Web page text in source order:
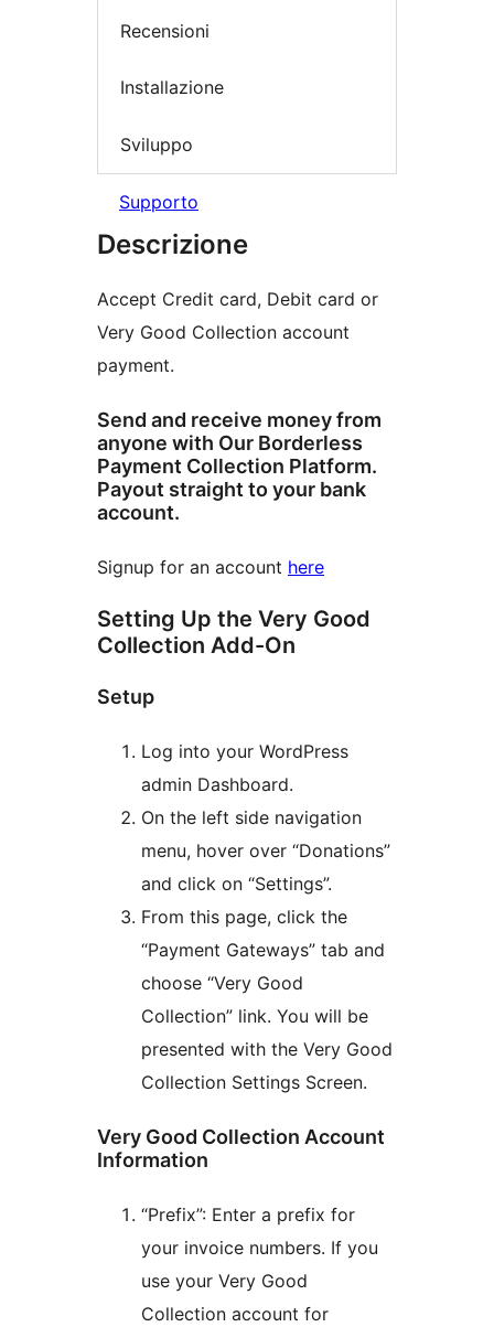
Recensioni
Installazione
Sviluppo
Supporto
Descrizione
Accept Credit card, Debit card or
Very Good Collection account
payment.
Send and receive money from
anyone with Our Borderless
Payment Collection Platform.
Payout straight to your bank
account.
Signup for an account here
Setting Up the Very Good
Collection Add-On
Setup
Log into your WordPress
admin Dashboard.
On the left side navigation
menu, hover over “Donations”
and click on “Settings”.
From this page, click the
“Payment Gateways” tab and
choose “Very Good
Collection” link. You will be
presented with the Very Good
Collection Settings Screen.
Very Good Collection Account
Information
“Prefix”: Enter a prefix for
your invoice numbers. If you
use your Very Good
Collection account for